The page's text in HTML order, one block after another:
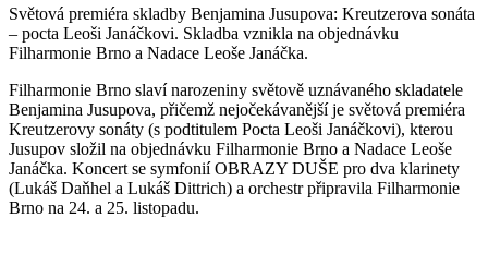
Světová premiéra skladby Benjamina Jusupova: Kreutzerova sonáta
– pocta Leoši Janáčkovi. Skladba vznikla na objednávku
Filharmonie Brno a Nadace Leoše Janáčka.
Filharmonie Brno slaví narozeniny světově uznávaného skladatele
Benjamina Jusupova, přičemž nejočekávanější je světová premiéra
Kreutzerovy sonáty (s podtitulem Pocta Leoši Janáčkovi), kterou
Jusupov složil na objednávku Filharmonie Brno a Nadace Leoše
Janáčka. Koncert se symfonií OBRAZY DUŠE pro dva klarinety
(Lukáš Daňhel a Lukáš Dittrich) a orchestr připravila Filharmonie
Brno na 24. a 25. listopadu.